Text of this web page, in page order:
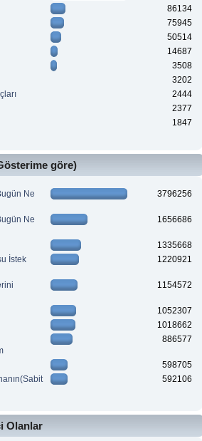
86134
75945
50514
14687
3508
3202
2444
2377
1847
göre)
Ne
3796256
Ne
1656686
1335668
İstek
1220921
1154572
1052307
1018662
886577
598705
592106
Olanlar